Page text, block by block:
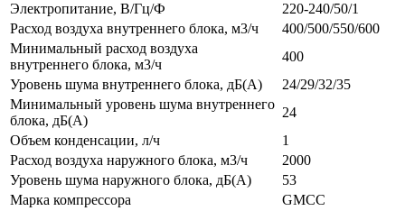
Электропитание, В/Гц/Ф
220-240/50/1
Расход воздуха внутреннего блока, м3/ч
400/500/550/600
Минимальный расход воздуха
внутреннего блока, м3/ч
400
Уровень шума внутреннего блока, дБ(А)
24/29/32/35
Минимальный уровень шума внутреннего
блока, дБ(А)
24
Объем конденсации, л/ч
1
Расход воздуха наружного блока, м3/ч
2000
Уровень шума наружного блока, дБ(А)
53
Марка компрессора
GMCC